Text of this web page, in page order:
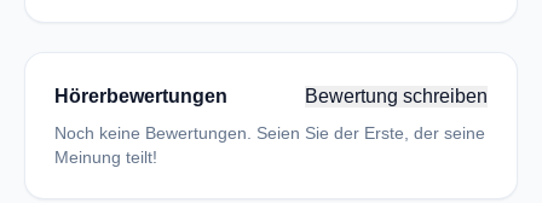
Hörerbewertungen Bewertung schreiben
Noch keine Bewertungen. Seien Sie der Erste, der seine
Meinung teilt!